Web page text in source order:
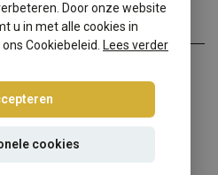
voor uw ca...
Door onze website
u in met alle cookies in
Cookiebeleid.
Lees verder
cookies